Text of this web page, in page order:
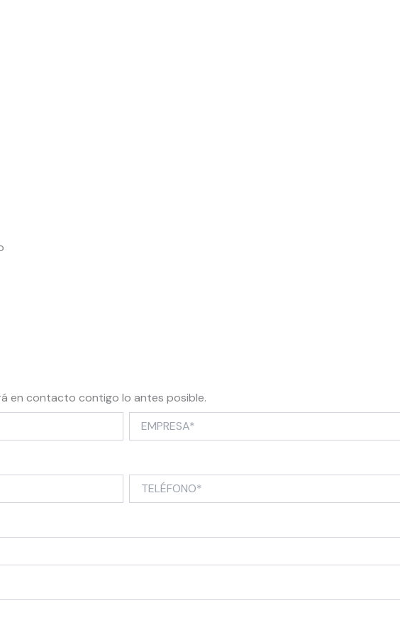
en contacto contigo lo antes posible.